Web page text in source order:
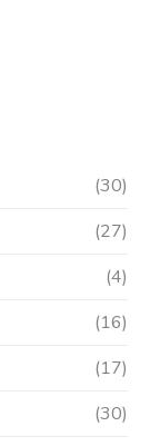
(30)
(27)
(4)
(16)
(17)
(30)